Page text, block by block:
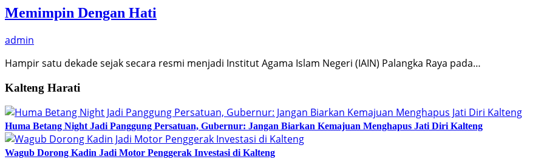
Memimpin Dengan Hati
admin
Hampir satu dekade sejak secara resmi menjadi Institut Agama Islam Negeri (IAIN) Palangka Raya pada…
Kalteng Harati
Huma Betang Night Jadi Panggung Persatuan, Gubernur: Jangan Biarkan Kemajuan Menghapus Jati Diri Kalteng
Wagub Dorong Kadin Jadi Motor Penggerak Investasi di Kalteng